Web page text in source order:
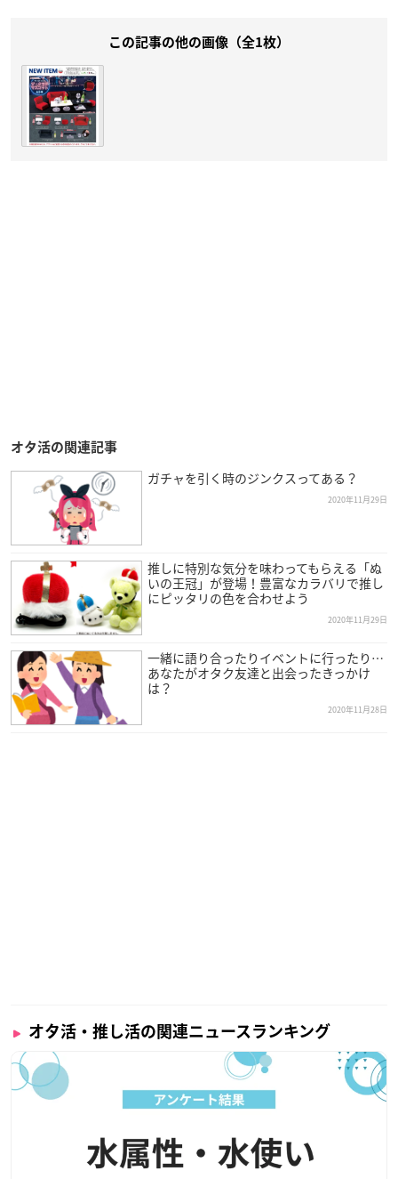
この記事の他の画像（全1枚）
オタ活の関連記事
ガチャを引く時のジンクスってある？
2020年11月29日
推しに特別な気分を味わってもらえる「ぬ
いの王冠」が登場！豊富なカラバリで推し
にピッタリの色を合わせよう
2020年11月29日
一緒に語り合ったりイベントに行ったり…
あなたがオタク友達と出会ったきっかけ
は？
2020年11月28日
オタ活・推し活の関連ニュースランキング